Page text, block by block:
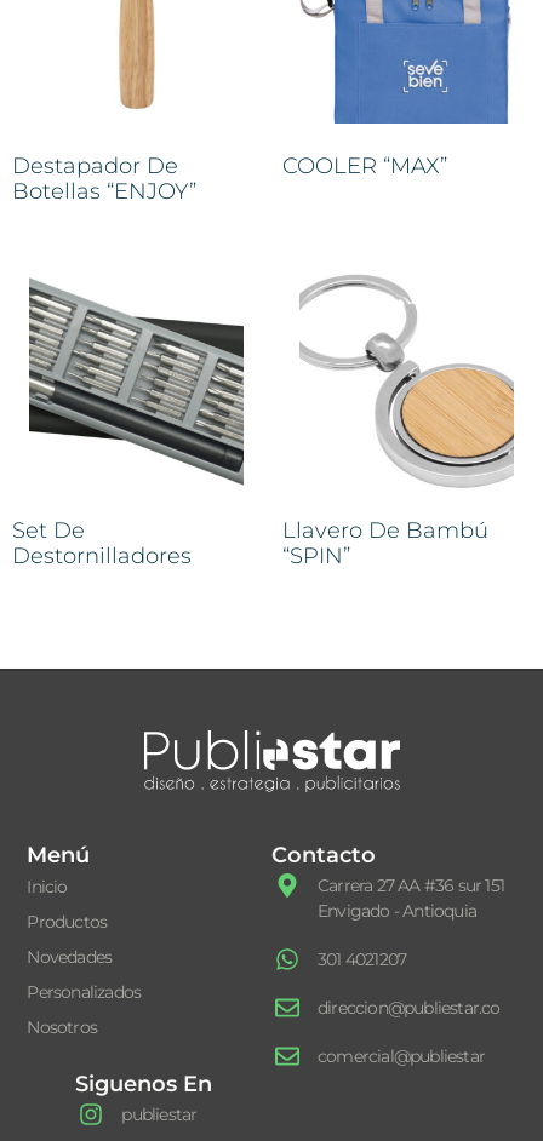
Destapador De
Botellas “ENJOY”
COOLER “MAX”
Set De
Destornilladores
Llavero De Bambú
“SPIN”
Menú
Inicio
Productos
Novedades
Personalizados
Nosotros
Contacto
Carrera 27 AA #36 sur 151
Envigado - Antioquia
301 4021207
direccion@publiestar.co
comercial@publiestar
Siguenos En
publiestar